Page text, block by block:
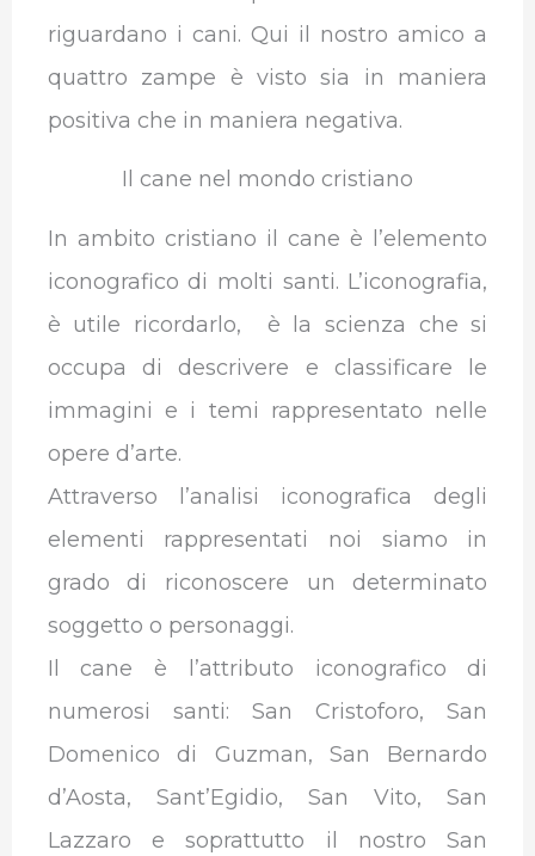
riguardano i cani. Qui il nostro amico a
quattro zampe è visto sia in maniera
positiva che in maniera negativa.
Il cane nel mondo cristiano
In ambito cristiano il cane è l’elemento
iconografico di molti santi. L’iconografia,
è utile ricordarlo, è la scienza che si
occupa di descrivere e classificare le
immagini e i temi rappresentato nelle
opere d’arte.
Attraverso l’analisi iconografica degli
elementi rappresentati noi siamo in
grado di riconoscere un determinato
soggetto o personaggi.
Il cane è l’attributo iconografico di
numerosi santi: San Cristoforo, San
Domenico di Guzman, San Bernardo
d’Aosta, Sant’Egidio, San Vito, San
Lazzaro e soprattutto il nostro San